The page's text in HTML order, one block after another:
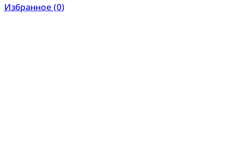
Избранное (0)